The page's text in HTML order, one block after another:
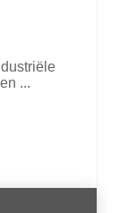
...